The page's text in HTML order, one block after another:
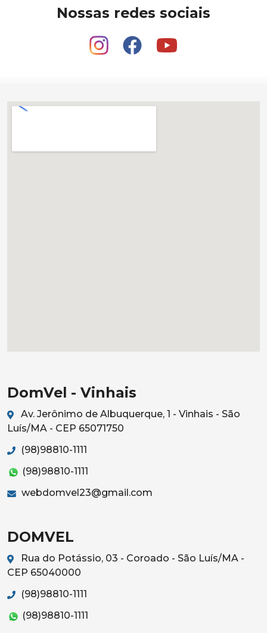
Nossas redes sociais
DomVel - Vinhais
Av. Jerônimo de Albuquerque, 1 - Vinhais - São
Luís/MA - CEP 65071750
(98)98810-1111
(98)98810-1111
webdomvel23@gmail.com
DOMVEL
Rua do Potássio, 03 - Coroado - São Luís/MA -
CEP 65040000
(98)98810-1111
(98)98810-1111